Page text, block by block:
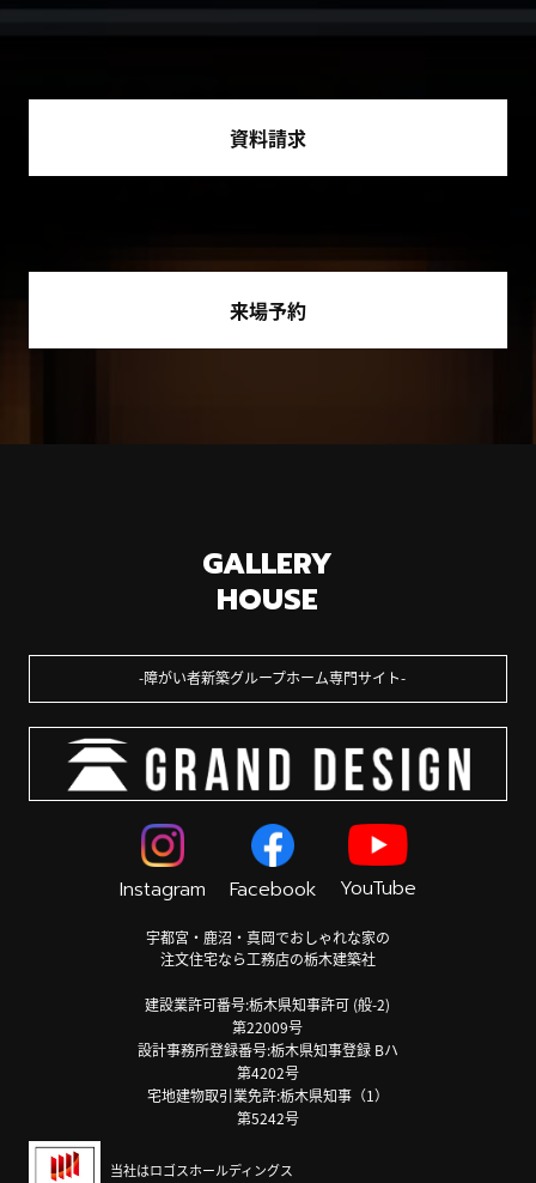
資料請求
来場予約
GALLERY
HOUSE
障がい者新築グループホーム専門サイト
Instagram Facebook YouTube
宇都宮・鹿沼・真岡でおしゃれな家の
注文住宅なら工務店の栃木建築社
建設業許可番号:栃木県知事許可 (般-2)
第22009号
設計事務所登録番号:栃木県知事登録 Bハ
第4202号
宅地建物取引業免許:栃木県知事（1）
第5242号
当社はロゴスホールディングス